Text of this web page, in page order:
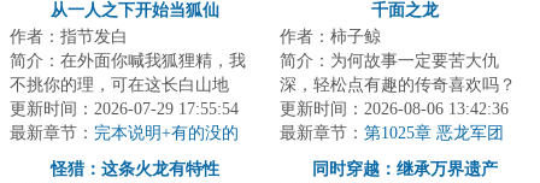
从一人之下开始当狐仙
作者：指节发白
简介：在外面你喊我狐狸精，我
不挑你的理，可在这长白山地
界，你该喊我什么？仙家！···这
是一只玄狐，...
更新时间：2026-07-29 17:55:54
最新章节： 完本说明+有的没的
千面之龙
作者：柿子鲸
简介：为何故事一定要苦大仇
深，轻松点有趣的传奇喜欢吗？
今天，我是谁呢？是拯救王国的
英雄？是威胁时代...
更新时间：2026-08-06 13:42:36
最新章节： 第1025章 恶龙军团
怪猎：这条火龙有特性
同时穿越：继承万界遗产